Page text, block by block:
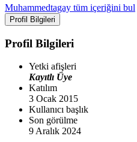
Muhammedtagay tüm içeriğini bul
Profil Bilgileri
Profil Bilgileri
Yetki afişleri
Kayıtlı Üye
Katılım
3 Ocak 2015
Kullanıcı başlık
Son görülme
9 Aralık 2024